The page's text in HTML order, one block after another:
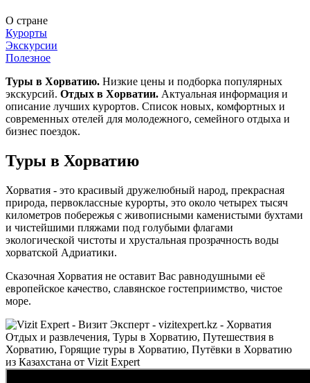
О стране
Курорты
Экскурсии
Полезное
Туры в Хорватию. Низкие цены и подборка популярных
экскурсий. Отдых в Хорватии. Актуальная информация и
описание лучших курортов. Список новых, комфортных и
современных отелей для молодежного, семейного отдыха и
бизнес поездок.
Туры в Хорватию
Хорватия - это красивый дружелюбный народ, прекрасная
природа, первоклассные курорты, это около четырех тысяч
километров побережья с живописными каменистыми бухтами
и чистейшими пляжами под голубыми флагами
экологической чистоты и хрустальная прозрачность воды
хорватской Адриатики.
Сказочная Хорватия не оставит Вас равнодушными её
европейское качество, славянское гостеприимство, чистое
море.